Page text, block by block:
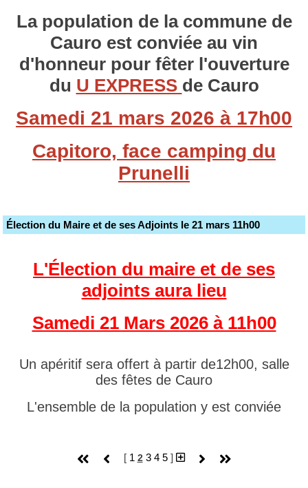
La population de la commune de
Cauro est conviée au vin
d'honneur pour fêter l'ouverture
du U EXPRESS de Cauro
Samedi 21 mars 2026 à 17h00
Capitoro, face camping du
Prunelli
Élection du Maire et de ses Adjoints le 21 mars 11h00
L'Élection du maire et de ses
adjoints aura lieu
Samedi 21 Mars 2026 à 11h00
Un apéritif sera offert à partir de12h00, salle
des fêtes de Cauro
L'ensemble de la population y est conviée
[ 1 2 3 4 5]